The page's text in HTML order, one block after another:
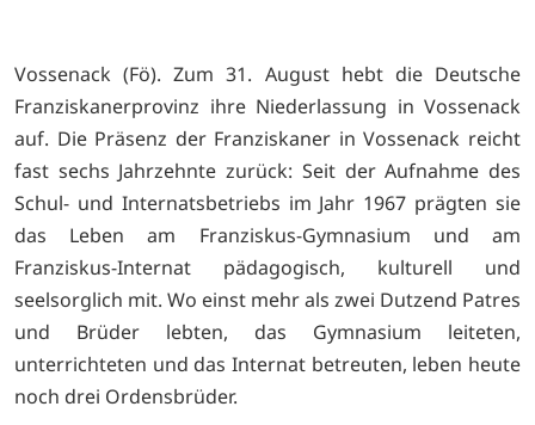
Vossenack (Fö). Zum 31. August hebt die Deutsche
Franziskanerprovinz ihre Niederlassung in Vossenack
auf. Die Präsenz der Franziskaner in Vossenack reicht
fast sechs Jahrzehnte zurück: Seit der Aufnahme des
Schul- und Internatsbetriebs im Jahr 1967 prägten sie
das Leben am Franziskus-Gymnasium und am
Franziskus-Internat pädagogisch, kulturell und
seelsorglich mit. Wo einst mehr als zwei Dutzend Patres
und Brüder lebten, das Gymnasium leiteten,
unterrichteten und das Internat betreuten, leben heute
noch drei Ordensbrüder.